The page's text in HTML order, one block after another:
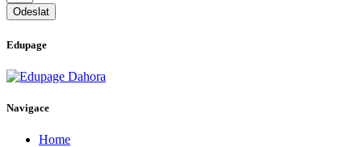
Odeslat
Edupage
Navigace
Home